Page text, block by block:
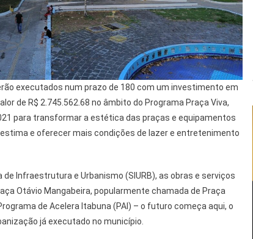
executados num prazo de 180 com um investimento em
de R$ 2.745.562.68 no âmbito do Programa Praça Viva,
para transformar a estética das praças e equipamentos
e oferecer mais condições de lazer e entretenimento
de Infraestrutura e Urbanismo (SIURB), as obras e serviços
Otávio Mangabeira, popularmente chamada de Praça
de Acelera Itabuna (PAI) – o futuro começa aqui, o
já executado no município.